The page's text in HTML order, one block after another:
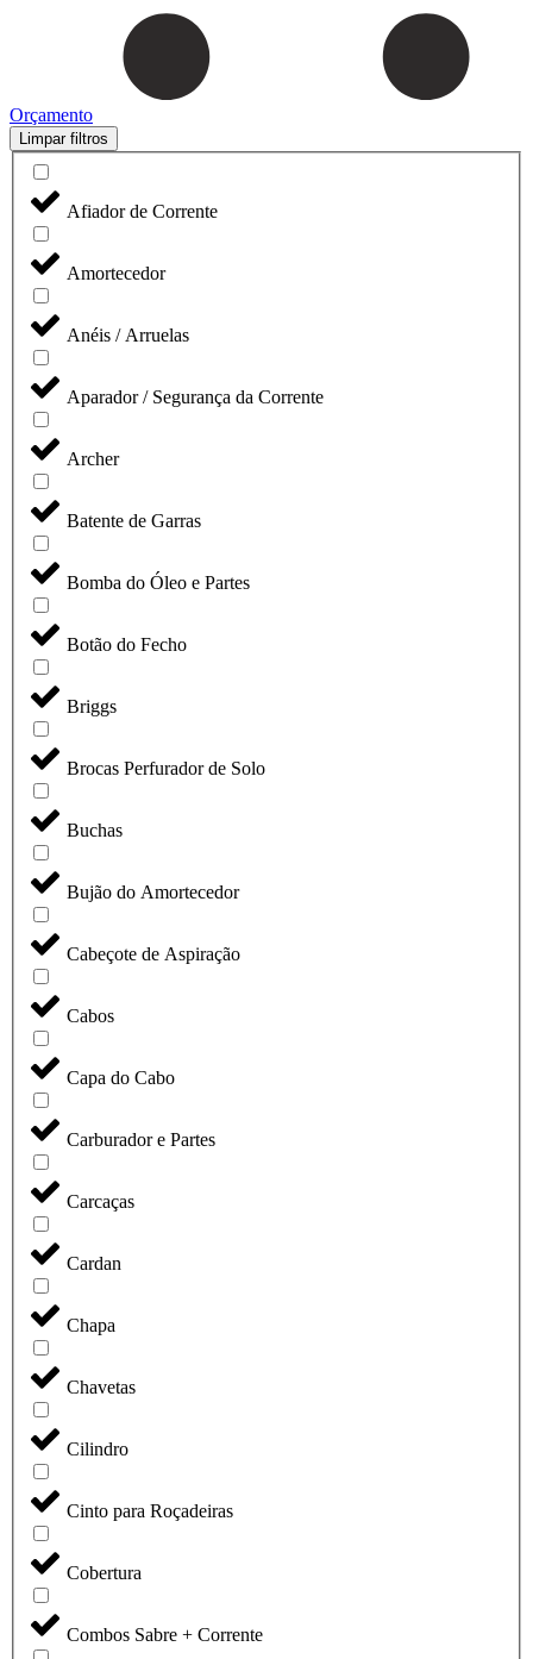
Orçamento
Limpar filtros
Afiador de Corrente
Amortecedor
Anéis / Arruelas
Aparador / Segurança da Corrente
Archer
Batente de Garras
Bomba do Óleo e Partes
Botão do Fecho
Briggs
Brocas Perfurador de Solo
Buchas
Bujão do Amortecedor
Cabeçote de Aspiração
Cabos
Capa do Cabo
Carburador e Partes
Carcaças
Cardan
Chapa
Chavetas
Cilindro
Cinto para Roçadeiras
Cobertura
Combos Sabre + Corrente